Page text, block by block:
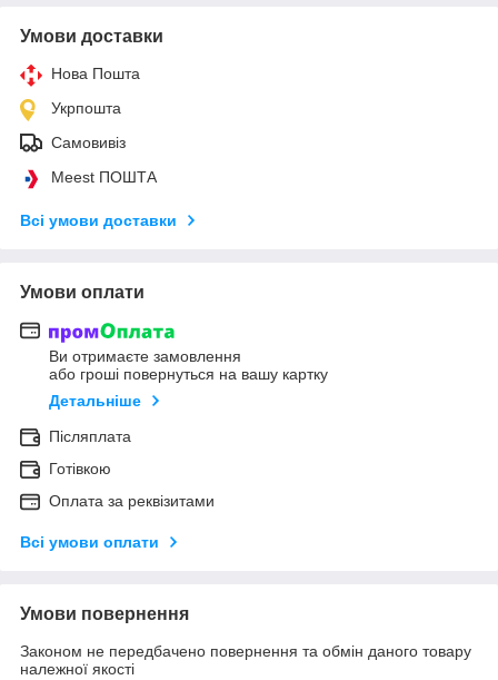
Умови доставки
Нова Пошта
Укрпошта
Самовивіз
Meest ПОШТА
Всі умови доставки
Умови оплати
Ви отримаєте замовлення
або гроші повернуться на вашу картку
Детальніше
Післяплата
Готівкою
Оплата за реквізитами
Всі умови оплати
Умови повернення
Законом не передбачено повернення та обмін даного товару
належної якості